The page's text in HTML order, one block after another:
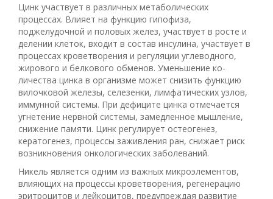
Цинк участвует в различных метаболических
процессах. Влияет на функцию гипофиза,
поджелудочной и половых желез, участвует в росте и
делении клеток, входит в состав инсулина, участвует в
процессах кроветворения и регуляции углеводного,
жирового и белкового обменов. Уменьшение ко-
личества цинка в организме может снизить функцию
вилочковой железы, селезенки, лимфатических узлов,
иммунной системы. При дефиците цинка отмечается
угнетение нервной системы, замедленное мышление,
снижение памяти. Цинк регулирует остеогенез,
кератогенез, процессы заживления ран, снижает риск
возникновения онкологических заболеваний.
Никель является одним из важных микроэлементов,
влияющих на процессы кроветворения, регенерацию
эритроцитов и лейкоцитов, предупреждая развитие